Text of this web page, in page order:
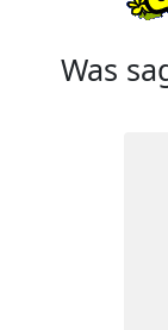
Was